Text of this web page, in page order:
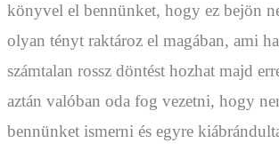
könyvel el bennünket, hogy ez bejön
olyan tényt raktároz el magában, ami
számtalan rossz döntést hozhat majd
aztán valóban oda fog vezetni, hogy
bennünket ismerni és egyre